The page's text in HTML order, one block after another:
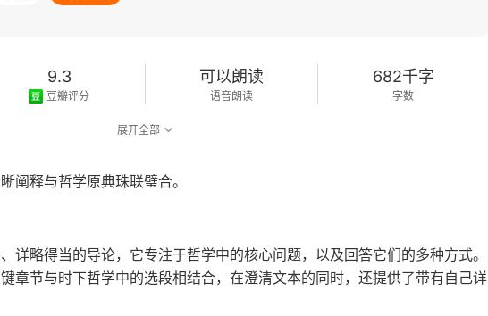
9.3
豆瓣评分
可以朗读
语音朗读
682千字
字数
展开全部
阐释与哲学原典珠联璧合。
详略得当的导论，它专注于哲学中的核心问题，以及回答它们的多种方式。
章节与时下哲学中的选段相结合，在澄清文本的同时，还提供了带有自己详